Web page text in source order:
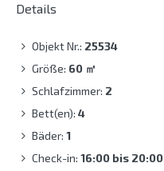
Details
Objekt Nr.: 25534
Größe: 60 ㎡
Schlafzimmer: 2
Bett(en): 4
Bäder: 1
Check-in: 16:00 bis 20:00